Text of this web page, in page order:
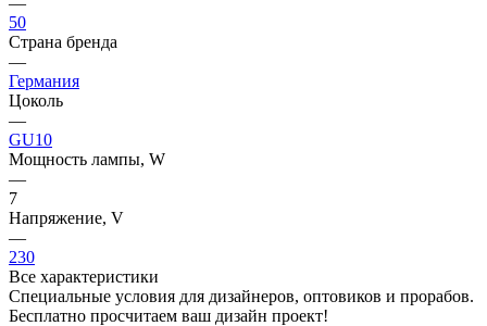
50
Страна бренда
—
Германия
Цоколь
—
GU10
Мощность лампы, W
—
7
Напряжение, V
—
230
Все характеристики
Специальные условия для дизайнеров, оптовиков и прорабов.
Бесплатно просчитаем ваш дизайн проект!